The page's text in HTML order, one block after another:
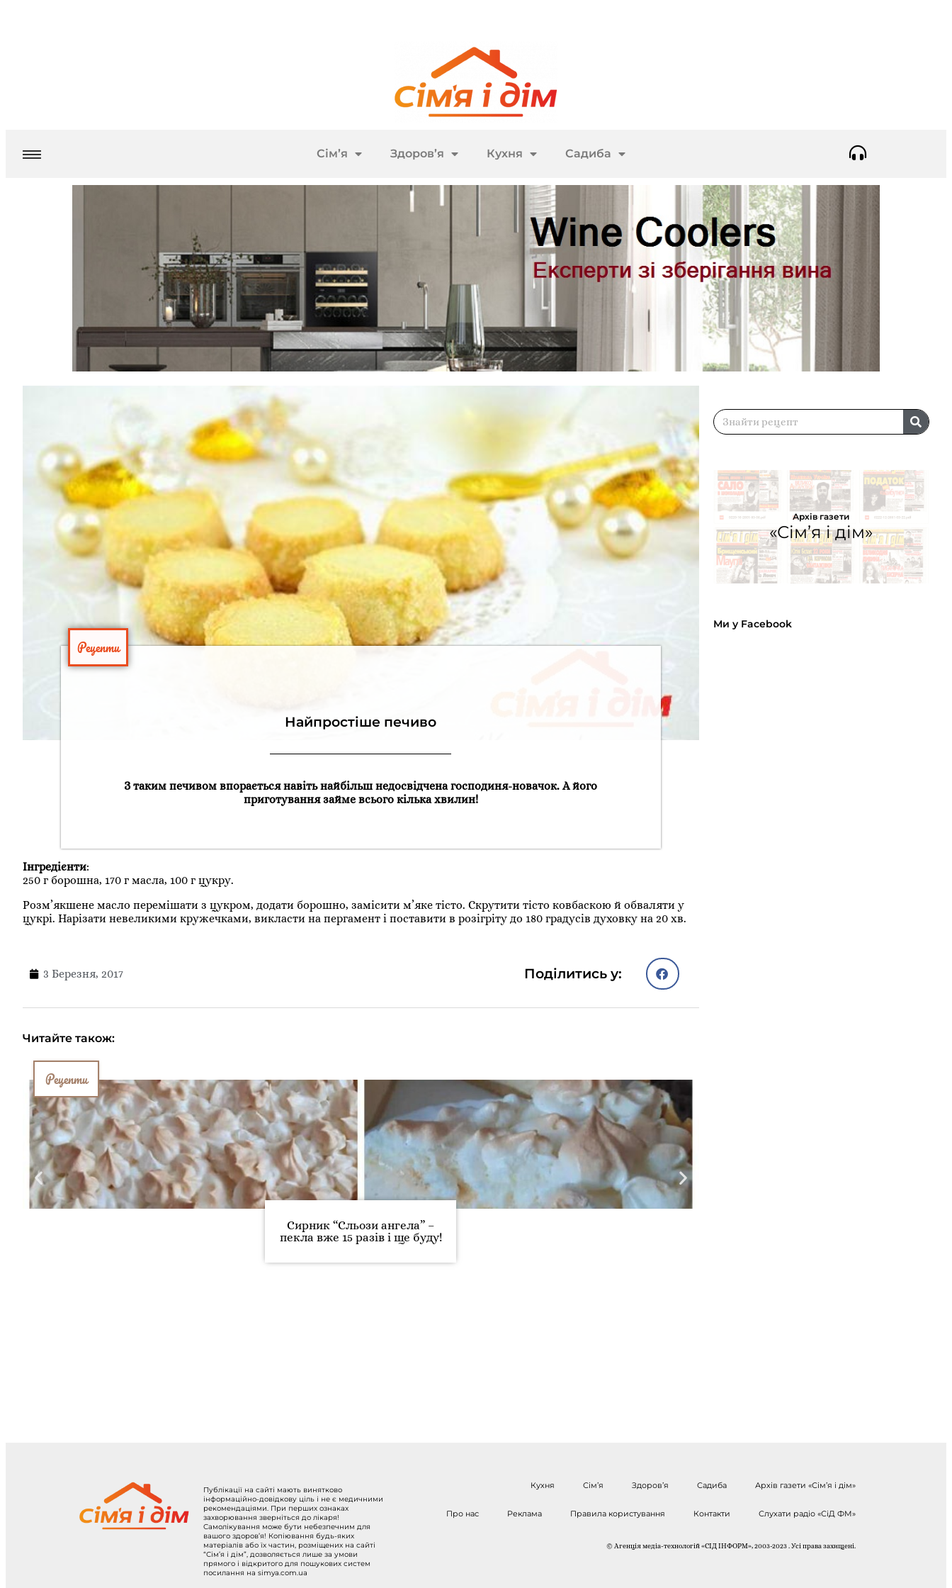
Сім’я Здоров’я Кухня Садиба
Рецепти
Найпростіше печиво
З таким печивом впорається навіть найбільш недосвідчена господиня-новачок. А його
приготування займе всього кілька хвилин!
Інгредієнти:
250 г борошна, 170 г масла, 100 г цукру.
Розм’якшене масло перемішати з цукром, додати борошно, замісити м’яке тісто. Скрутити тісто ковбаскою й обваляти у
цукрі. Нарізати невеликими кружечками, викласти на пергамент і поставити в розігріту до 180 градусів духовку на 20 хв.
3 Березня, 2017 Поділитись у:
Читайте також:
Рецепти
Сирник “Сльози ангела” –
пекла вже 15 разів і ще буду!
Архів газети
«Сім’я і дім»
Ми у Facebook
Публікації на сайті мають винятково
інформаційно-довідкову ціль і не є медичними
рекомендаціями. При перших ознаках
захворювання зверніться до лікаря!
Самолікування може бути небезпечним для
вашого здоров’я! Копіювання будь-яких
матеріалів або їх частин, розміщених на сайті
“Сім’я і дім”, дозволяється лише за умови
прямого і відкритого для пошукових систем
посилання на simya.com.ua
Кухня Сім’я Здоров’я Садиба Архів газети «Сім’я і дім»
Про нас Реклама Правила користування Контакти Слухати радіо «СіД ФМ»
© Агенція медіа-технологій «СІД ІНФОРМ», 2003-2023 . Усі права захищені.